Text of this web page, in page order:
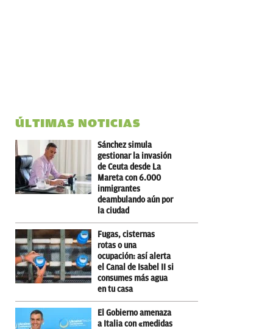
ÚLTIMAS NOTICIAS
Sánchez simula
gestionar la invasión
de Ceuta desde La
Mareta con 6.000
inmigrantes
deambulando aún por
la ciudad
Fugas, cisternas
rotas o una
ocupación: así alerta
el Canal de Isabel II si
consumes más agua
en tu casa
El Gobierno amenaza
a Italia con «medidas